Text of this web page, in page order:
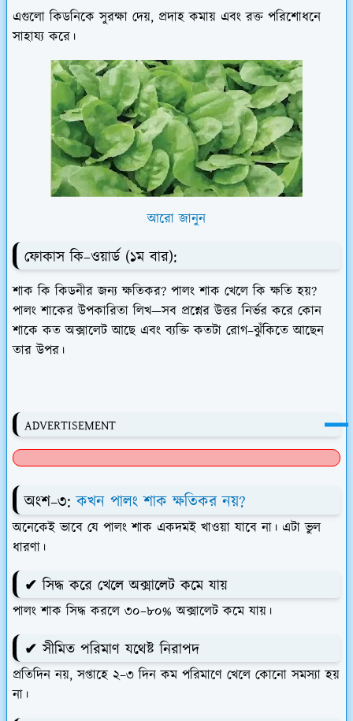
এগুলো কিডনিকে সুরক্ষা দেয়, প্রদাহ কমায় এবং রক্ত পরিশোধনে
সাহায্য করে।
আরো জানুন
ফোকাস কি–ওয়ার্ড (১ম বার):
শাক কি কিডনীর জন্য ক্ষতিকর? পালং শাক খেলে কি ক্ষতি হয়?
পালং শাকের উপকারিতা লিখ—সব প্রশ্নের উত্তর নির্ভর করে কোন
শাকে কত অক্সালেট আছে এবং ব্যক্তি কতটা রোগ–ঝুঁকিতে আছেন
তার উপর।
ADVERTISEMENT
অংশ–৩:কখন পালং শাক ক্ষতিকর নয়?
অনেকেই ভাবে যে পালং শাক একদমই খাওয়া যাবে না। এটা ভুল
ধারণা।
✔ সিদ্ধ করে খেলে অক্সালেট কমে যায়
পালং শাকসিদ্ধ করলে ৩০–৮০% অক্সালেট কমে যায় ।
✔ সীমিত পরিমাণ যথেষ্ট নিরাপদ
প্রতিদিন নয়, সপ্তাহে ২–৩ দিন কম পরিমাণে খেলে কোনো সমস্যা হয়
না।